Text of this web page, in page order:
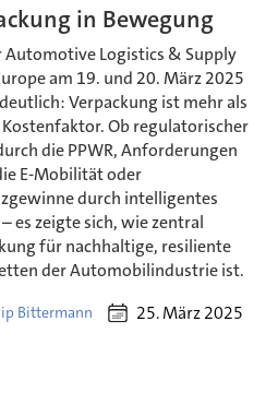
in Bewegung
Automotive Logistics & Supply
am 19. und 20. März 2025
Verpackung ist mehr als
Ob regulatorischer
die PPWR, Anforderungen
E-Mobilität oder
durch intelligentes
es zeigte sich, wie zentral
für nachhaltige, resiliente
der Automobilindustrie ist.
Bittermann 25. März 2025